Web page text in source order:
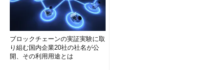
ブロックチェーンの実証実験に取
り組む国内企業20社の社名が公
開、その利用用途とは